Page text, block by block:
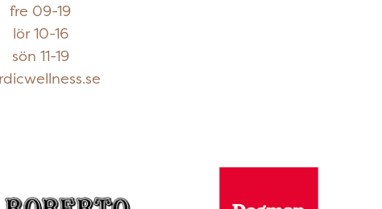
fre 09-19
lör 10-16
sön 11-19